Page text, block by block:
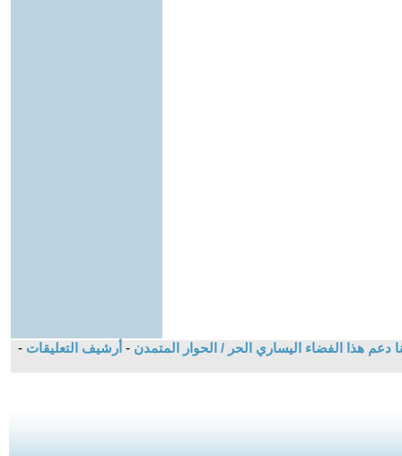
دعم هذا الفضاء اليساري الحر / الحوار المتمدن - أرشيف التعليقات -